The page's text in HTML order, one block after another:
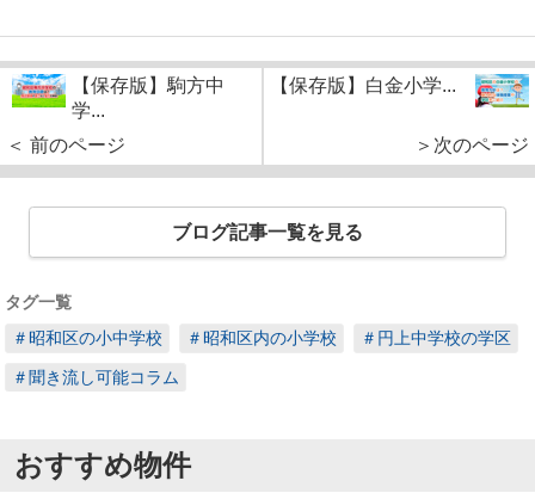
【保存版】駒方中
学...
＜ 前のページ
【保存版】白金小学...
＞次のページ
ブログ記事一覧を見る
タグ一覧
＃昭和区の小中学校
＃昭和区内の小学校 ＃円上中学校の学区
＃聞き流し可能コラム
おすすめ物件